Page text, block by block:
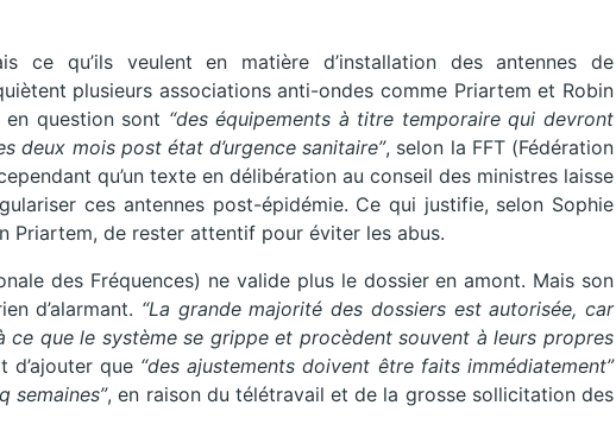
ce qu’ils veulent en matière d’installation des antennes de
plusieurs associations anti-ondes comme Priartem et Robin
question sont “des équipements à titre temporaire qui devront
deux mois post état d’urgence sanitaire”, selon la FFT (Fédération
qu’un texte en délibération au conseil des ministres laisse
ces antennes post-épidémie. Ce qui justifie, selon Sophie
Priartem, de rester attentif pour éviter les abus.
des Fréquences) ne valide plus le dossier en amont. Mais son
d’alarmant. “La grande majorité des dossiers est autorisée, car
ce que le système se grippe et procèdent souvent à leurs propres
d’ajouter que “des ajustements doivent être faits immédiatement”
semaines”, en raison du télétravail et de la grosse sollicitation des